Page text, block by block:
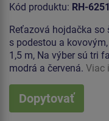
Kód produktu: RH-
Reťazová hojdačka so
s podestou a
1,5 m, Na výber sú tri
modrá a červená. Viac
Dopytovať